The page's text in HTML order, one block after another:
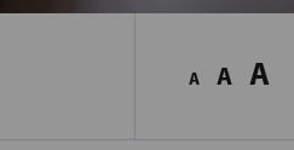
A A A